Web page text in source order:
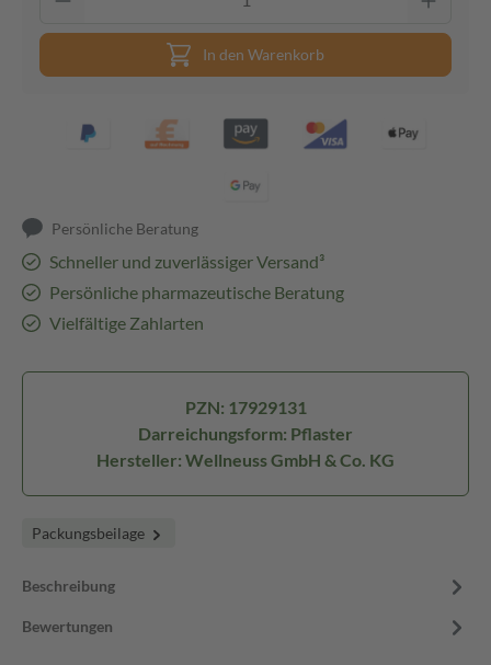
In den Warenkorb
Persönliche Beratung
Schneller und zuverlässiger Versand³
Persönliche pharmazeutische Beratung
Vielfältige Zahlarten
PZN: 17929131
Darreichungsform: Pflaster
Hersteller: Wellneuss GmbH & Co. KG
Packungsbeilage
Beschreibung
Bewertungen